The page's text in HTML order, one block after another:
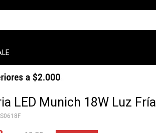
LED Munich 18W Luz Fría